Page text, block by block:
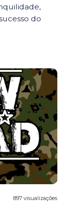
do
897 visualizações